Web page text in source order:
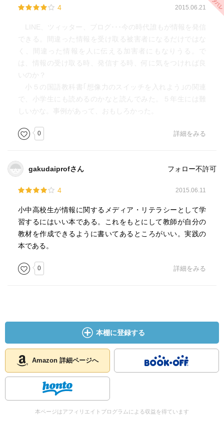
4 2015.06.21
LINE、ツィッター、ブログ･･･今の時代誰もが情報を発信
できる。間違った情報を受け取る被害者になるだけではな
く、間違った情報を人に伝える加害者にもなりうる。で
は、情報の受け取る時、発信する時、何に気をつければ良
いのか？
小５の国語教科書｢想像力のスイッチを入れよう｣の関連
で、小学生にも読めるのかなと読んでみた。５年生には難
しいかな。事例があって、おもしろかった。
0 詳細をみる
gakudaiprofさん フォロー不許可
4 2015.06.11
小中高校生が情報に関するメディア・リテラシーとして学
習するにはいい本である。これをもとにして教師が自分の
教材を作成できるように書いてあるところがいい。実践の
本である。
0 詳細をみる
本棚に登録する
Amazon 詳細ページへ
本ページはアフィリエイトプログラムによる収益を得ています